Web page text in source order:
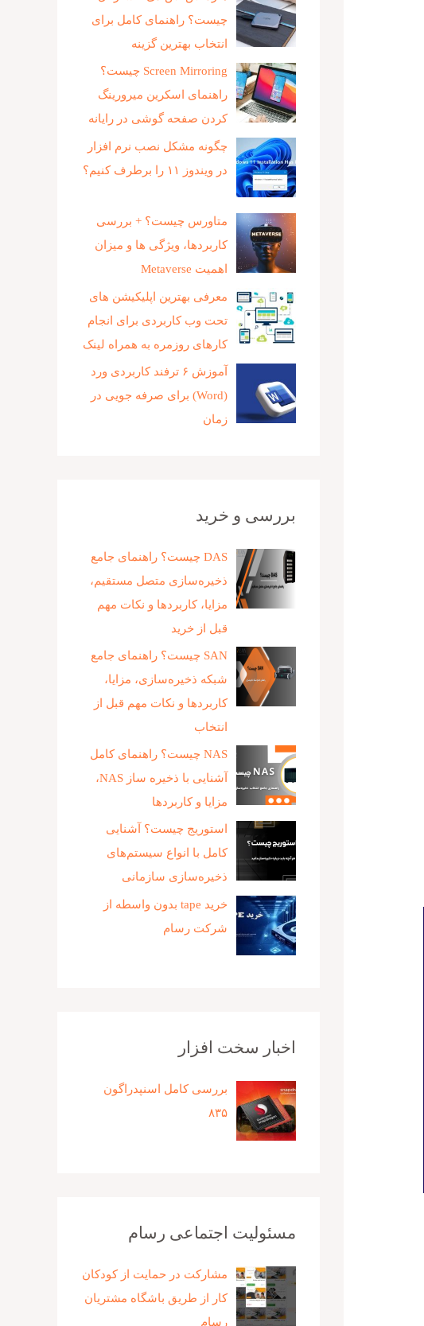
چیست؟ راهنمای کامل برای
انتخاب بهترین گزینه
Screen Mirroring چیست؟
راهنمای اسکرین میرورینگ
کردن صفحه گوشی در رایانه
چگونه مشکل نصب نرم افزار
در ویندوز ۱۱ را برطرف کنیم؟
متاورس چیست؟ + بررسی
کاربردها، ویژگی ها و میزان
اهمیت Metaverse
معرفی بهترین اپلیکیشن های
تحت وب کاربردی برای انجام
کارهای روزمره به همراه لینک
آموزش ۶ ترفند کاربردی ورد
(Word) برای صرفه جویی در
زمان
بررسی و خرید
DAS چیست؟ راهنمای جامع
ذخیره‌سازی متصل مستقیم،
مزایا، کاربردها و نکات مهم
قبل از خرید
SAN چیست؟ راهنمای جامع
شبکه ذخیره‌سازی، مزایا،
کاربردها و نکات مهم قبل از
انتخاب
NAS چیست؟ راهنمای کامل
آشنایی با ذخیره‌ ساز NAS،
مزایا و کاربردها
استوریج چیست؟ آشنایی
کامل با انواع سیستم‌های
ذخیره‌سازی سازمانی
خرید tape بدون واسطه از
شرکت رسام
اخبار سخت افزار
بررسی کامل اسنپدراگون
۸۳۵
مسئولیت اجتماعی رسام
مشارکت در حمایت از کودکان
کار از طریق باشگاه مشتریان
رسام